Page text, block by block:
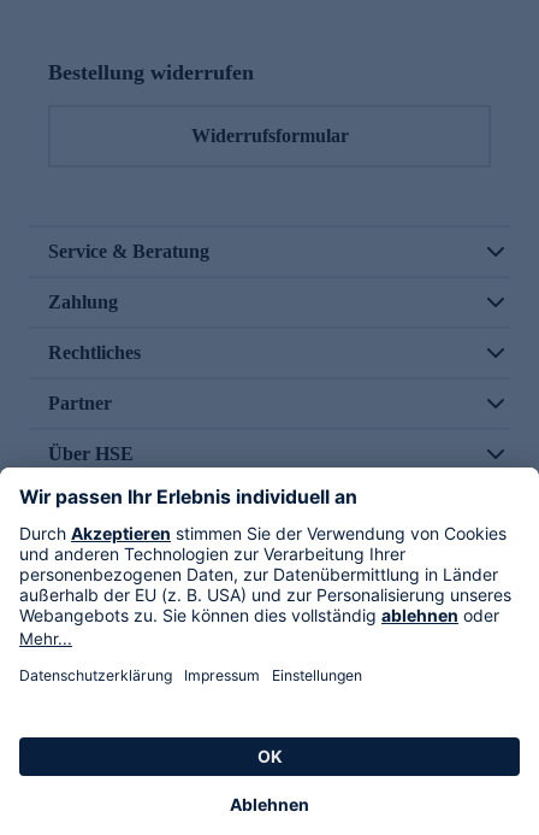
Bestellung widerrufen
Widerrufsformular
Service & Beratung
Zahlung
Rechtliches
Partner
Über HSE
Im TV
HSE International